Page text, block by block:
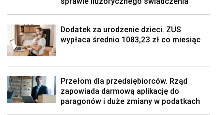
Dodatek za urodzenie dzieci. ZUS
wypłaca średnio 1083,23 zł co miesiąc
Przełom dla przedsiębiorców. Rząd
zapowiada darmową aplikację do
paragonów i duże zmiany w podatkach